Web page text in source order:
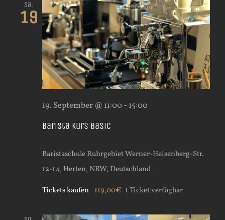
Sa.
19
Barista Kurs Basic
19. September @ 11:00- 15:00
Baristaschule RuhrgebietWerner-Heisenberg-Str.
12-14, Herten, NRW, Deutschland
Tickets kaufen 119,00€ 1 Ticket verfügbar